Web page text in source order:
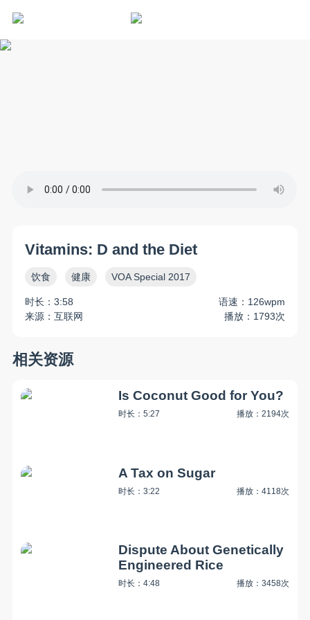
Vitamins: D and the Diet
饮食 健康 VOA Special 2017
时长：3:58
语速：126wpm
来源：互联网
播放：1793次
相关资源
Is Coconut Good for You?
时长：5:27 播放：2194次
A Tax on Sugar
时长：3:22 播放：4118次
Dispute About Genetically
Engineered Rice
时长：4:48 播放：3458次